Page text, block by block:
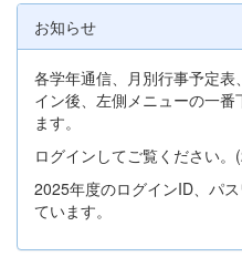
お知らせ
各学年通信、月別行事予定
イン後、左側メニューの一
ます。
ログインしてご覧ください
2025年度のログインID、パ
ています。